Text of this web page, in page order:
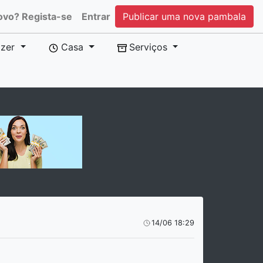
Regista-se Entrar Publicar uma nova pambala
Casa Serviços
14/06 18:29